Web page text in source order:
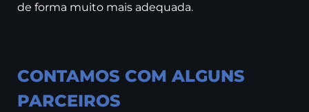
de forma muito mais adequada.
CONTAMOS COM ALGUNS
PARCEIROS